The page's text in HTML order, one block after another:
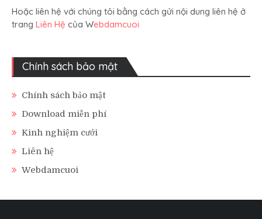
Hoặc liên hệ với chúng tôi bằng cách gửi nội dung liên hệ ở
trang Liên Hệ của Webdamcuoi
Chính sách bảo mật
Chính sách bảo mật
Download miễn phí
Kinh nghiệm cưới
Liên hệ
Webdamcuoi